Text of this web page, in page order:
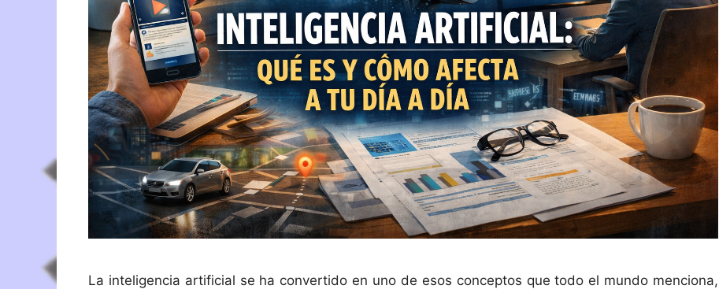
La inteligencia artificial se ha convertido en uno de esos conceptos que todo el mundo menciona,